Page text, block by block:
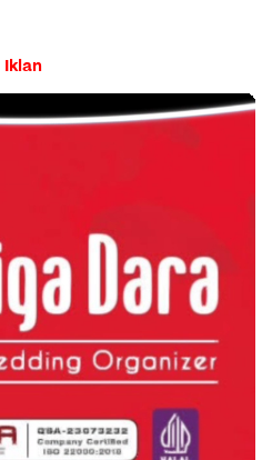
Iklan